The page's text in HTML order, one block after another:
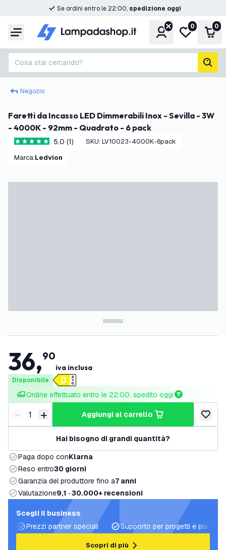
Se ordini entro le 22:00, spedizione oggi
Menu Account
Lista
0 0
Cosa stai cercando?
Negozio
Faretti da Incasso LED Dimmerabili Inox - Sevilla - 3W
- 4000K - 92mm - Quadrato - 6 pack
5 stelle di valutazione
5.0 (1) SKU: LV10023-4000K-6pack
Marca: Ledvion
36,90
iva inclusa
Disponibile
Ordine effettuato entro le 22:00, spedito oggi
Riduci quantità
- Aumenta quantità
+ aggiungi al carrello
Hai bisogno di grandi quantità?
Paga dopo conKlarna
Reso entro30 giorni
Garanzia del produttore fino a7 anni
Valutazione9,1 · 30.000+ recensioni
Scegli il business
Prezzi partner speciali
Supporto per progetti e piani di
Scopri di più